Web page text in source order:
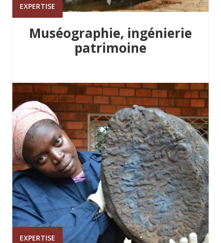
EXPERTISE
Muséographie, ingénierie
patrimoine
EXPERTISE